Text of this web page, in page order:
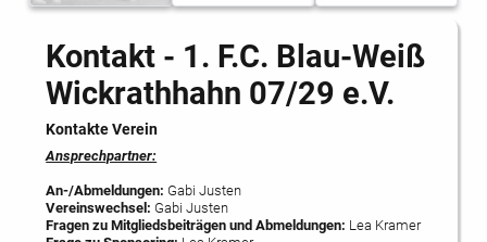
Kontakt - 1. F.C. Blau-Weiß
Wickrathhahn 07/29 e.V.
Kontakte Verein
Ansprechpartner:
An-/Abmeldungen: Gabi Justen
Vereinswechsel: Gabi Justen
Fragen zu Mitgliedsbeiträgen und Abmeldungen: Lea Kramer